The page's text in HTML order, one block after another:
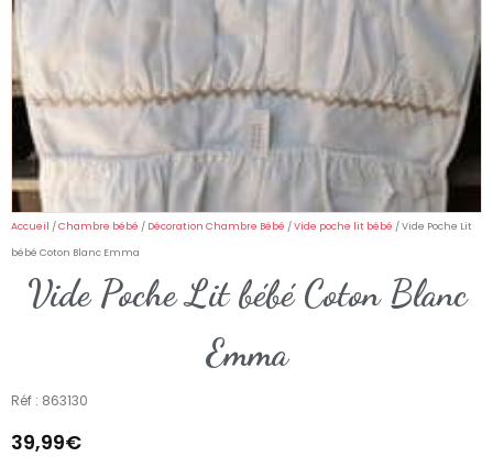
Accueil /Chambre bébé / Décoration Chambre Bébé /Vide poche lit bébé / Vide Poche Lit
bébé Coton Blanc Emma
Vide Poche Lit bébé Coton Blanc
Emma
Réf : 863130
39,99€